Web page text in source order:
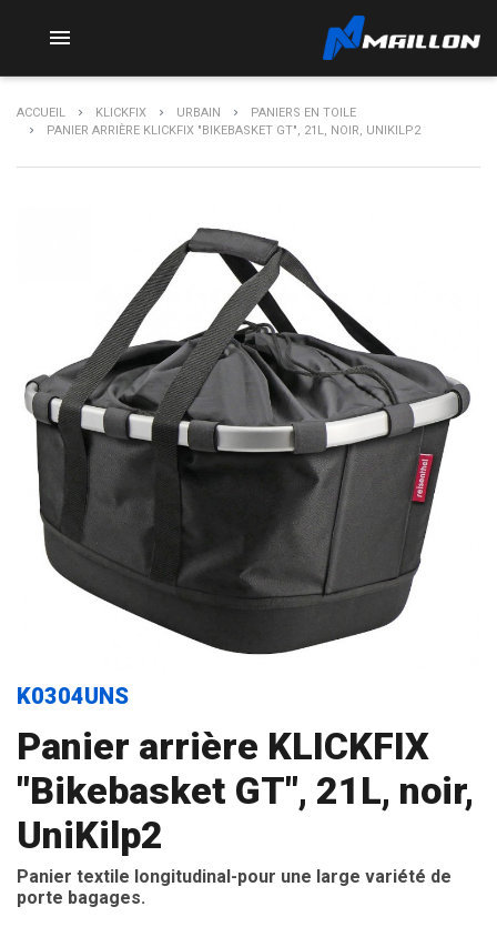

ACCUEIL KLICKFIX URBAIN
PANIERS EN TOILE
PANIER ARRIÈRE KLICKFIX "BIKEBASKET GT", 21L, NOIR, UNIKILP2
K0304UNS
Panier arrière KLICKFIX
"Bikebasket GT", 21L, noir,
UniKilp2
Panier textile longitudinal-pour une large variété de
porte bagages.